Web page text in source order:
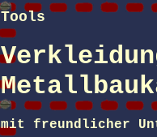
Tools
mit freundlicher